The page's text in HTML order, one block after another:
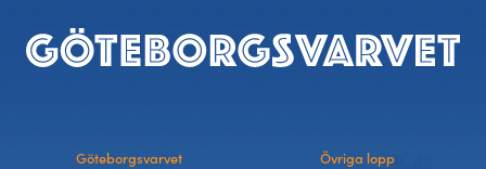
Sidfot
Göteborgsvarvet
Övriga lopp